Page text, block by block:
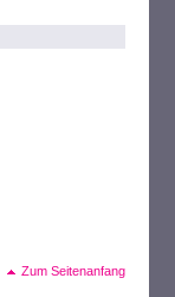
Zum Seitenanfang